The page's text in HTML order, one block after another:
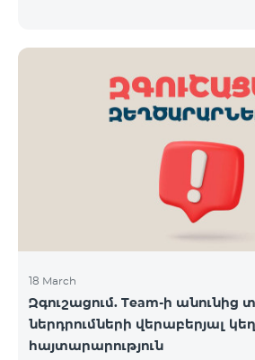
18 March
Զգուշացում. Team-ի անունից
ներդրումների վերաբերյալ
հայտարարություն